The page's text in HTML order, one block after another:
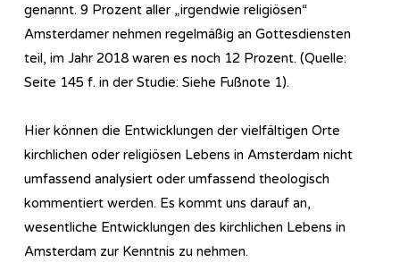
genannt. 9 Prozent aller „irgendwie religiösen“
Amsterdamer nehmen regelmäßig an Gottesdiensten
teil, im Jahr 2018 waren es noch 12 Prozent. (Quelle:
Seite 145 f. in der Studie: Siehe Fußnote 1).
Hier können die Entwicklungen der vielfältigen Orte
kirchlichen oder religiösen Lebens in Amsterdam nicht
umfassend analysiert oder umfassend theologisch
kommentiert werden. Es kommt uns darauf an,
wesentliche Entwicklungen des kirchlichen Lebens in
Amsterdam zur Kenntnis zu nehmen.